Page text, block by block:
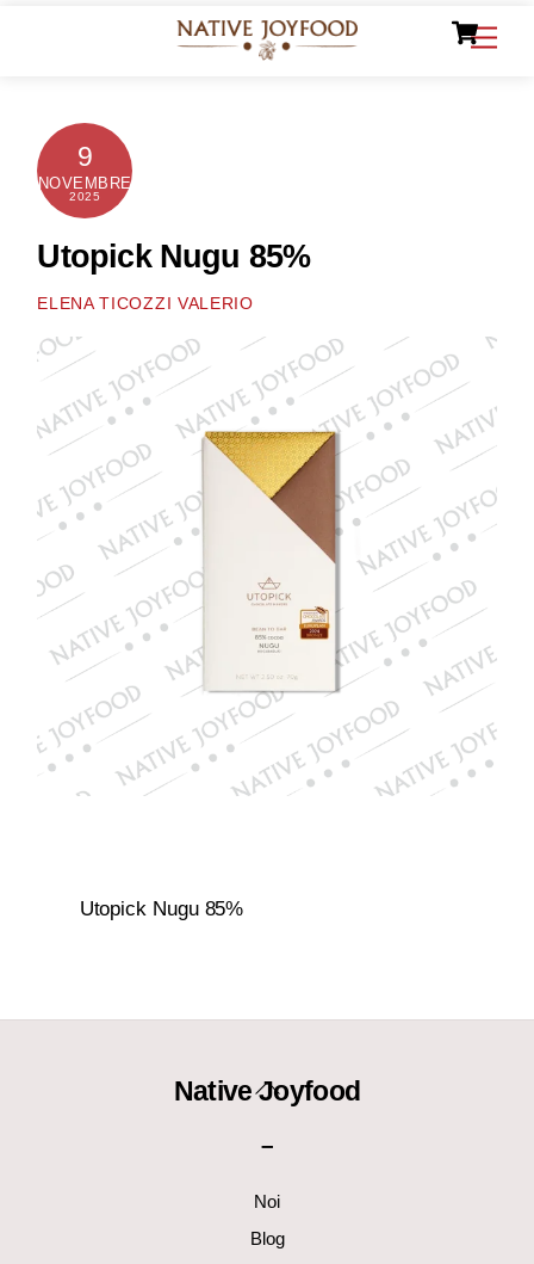
9
NOVEMBRE
2025
Utopick Nugu 85%
ELENA TICOZZI VALERIO
Utopick Nugu 85%
Back
Native Joyfood
–
Noi
Blog